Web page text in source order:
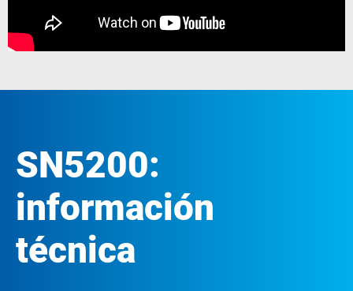
SN5200:
información
técnica